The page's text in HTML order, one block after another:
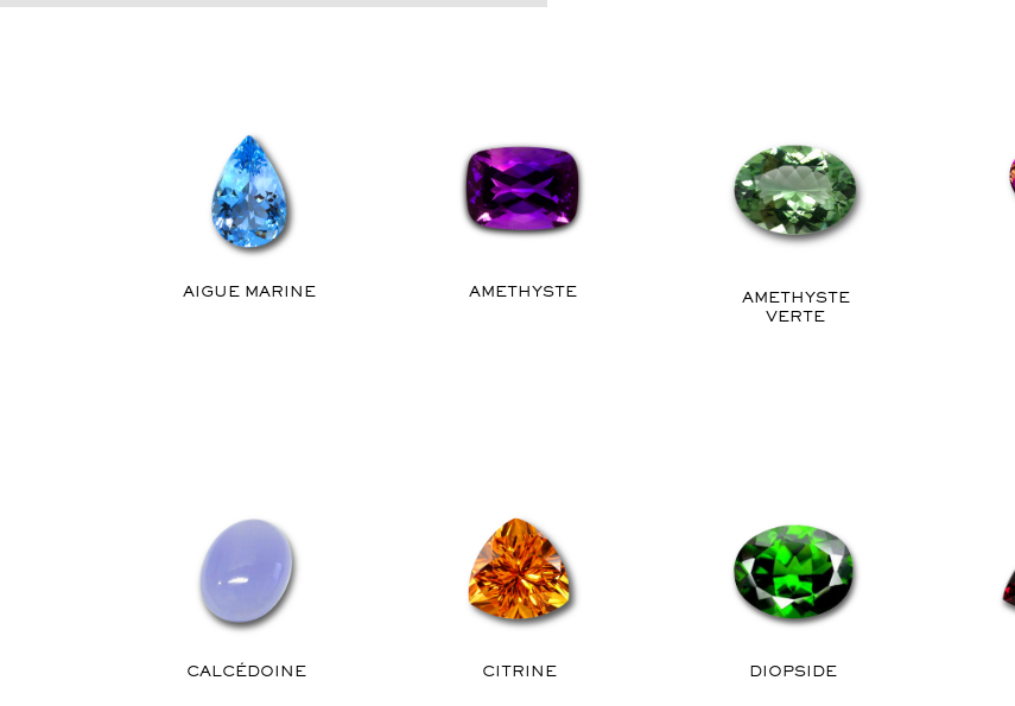
AIGUE MARINE AMETHYSTE
AMETHYSTE
VERTE
CALCÉDOINE CITRINE DIOPSIDE